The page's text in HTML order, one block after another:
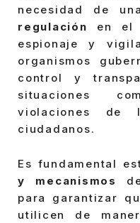
necesidad de una
regulación en el
espionaje y
organismos
control y
situaciones
violaciones de
ciudadanos.
Es fundamental
y mecanismos
para garantizar
utilicen de